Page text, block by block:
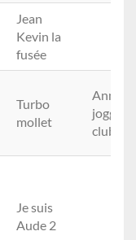
Jean
Kevin la
fusée
Turbo
mollet
club
Je suis
Aude 2